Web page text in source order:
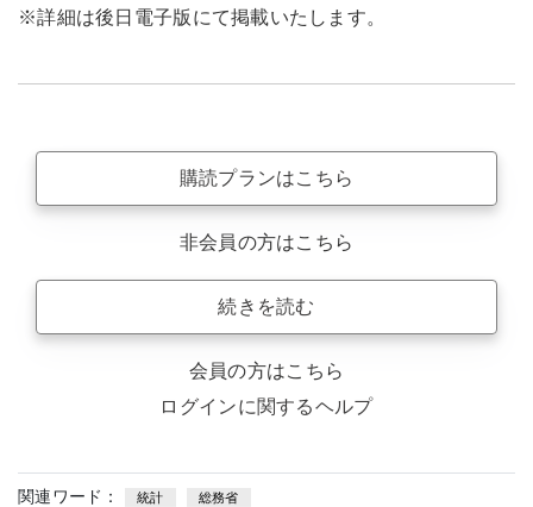
※詳細は後日電子版にて掲載いたします。
購読プランはこちら
非会員の方はこちら
続きを読む
会員の方はこちら
ログインに関するヘルプ
関連ワード： 統計 総務省